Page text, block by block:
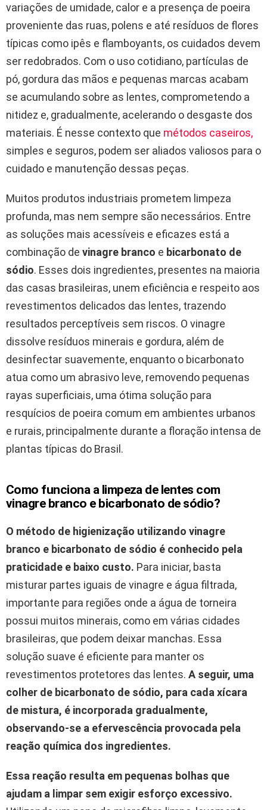
variações de umidade, calor e a presença de poeira
proveniente das ruas, polens e até resíduos de flores
típicas como ipês e flamboyants, os cuidados devem
ser redobrados. Com o uso cotidiano, partículas de
pó, gordura das mãos e pequenas marcas acabam
se acumulando sobre as lentes, comprometendo a
nitidez e, gradualmente, acelerando o desgaste dos
materiais. É nesse contexto que métodos caseiros,
simples e seguros, podem ser aliados valiosos para o
cuidado e manutenção dessas peças.
Muitos produtos industriais prometem limpeza
profunda, mas nem sempre são necessários. Entre
as soluções mais acessíveis e eficazes está a
combinação de vinagre branco e bicarbonato de
sódio. Esses dois ingredientes, presentes na maioria
das casas brasileiras, unem eficiência e respeito aos
revestimentos delicados das lentes, trazendo
resultados perceptíveis sem riscos. O vinagre
dissolve resíduos minerais e gordura, além de
desinfectar suavemente, enquanto o bicarbonato
atua como um abrasivo leve, removendo pequenas
rayas superficiais, uma ótima solução para
resquícios de poeira comum em ambientes urbanos
e rurais, principalmente durante a floração intensa de
plantas típicas do Brasil.
Como funciona a limpeza de lentes com
vinagre branco e bicarbonato de sódio?
O método de higienização utilizando vinagre
branco e bicarbonato de sódio é conhecido pela
praticidade e baixo custo. Para iniciar, basta
misturar partes iguais de vinagre e água filtrada,
importante para regiões onde a água de torneira
possui muitos minerais, como em várias cidades
brasileiras, que podem deixar manchas. Essa
solução suave é eficiente para manter os
revestimentos protetores das lentes. A seguir, uma
colher de bicarbonato de sódio, para cada xícara
de mistura, é incorporada gradualmente,
observando-se a efervescência provocada pela
reação química dos ingredientes.
Essa reação resulta em pequenas bolhas que
ajudam a limpar sem exigir esforço excessivo.